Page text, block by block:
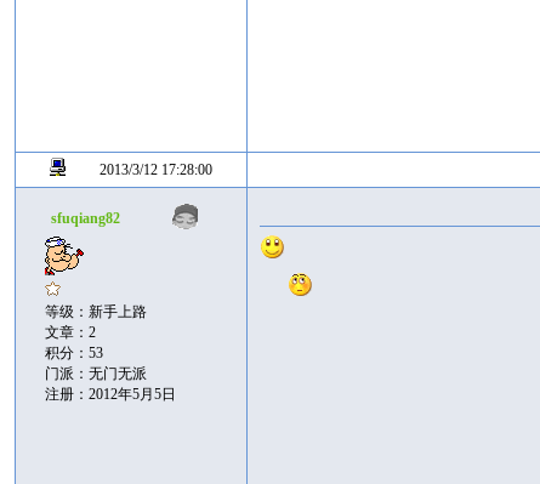
2013/3/12 17:28:00
sfuqiang82
等级：新手上路
文章：2
积分：53
门派：无门无派
注册：2012年5月5日